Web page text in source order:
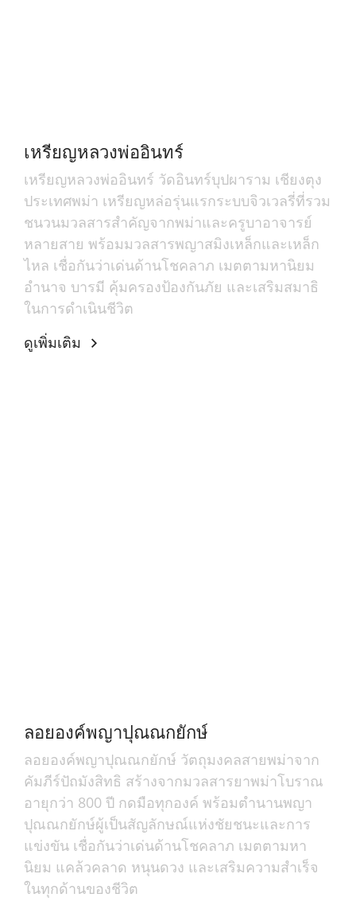
เหรียญหลวงพ่ออินทร์
เหรียญหลวงพ่ออินทร์ วัดอินทร์บุปผาราม เชียงตุง
ประเทศพม่า เหรียญหล่อรุ่นแรกระบบจิวเวลรี่ที่รวม
ชนวนมวลสารสำคัญจากพม่าและครูบาอาจารย์
หลายสาย พร้อมมวลสารพญาสมิงเหล็กและเหล็ก
ไหล เชื่อกันว่าเด่นด้านโชคลาภ เมตตามหานิยม
อำนาจ บารมี คุ้มครองป้องกันภัย และเสริมสมาธิ
ในการดำเนินชีวิต
ดูเพิ่มเติม
ลอยองค์พญาปุณณกยักษ์
ลอยองค์พญาปุณณกยักษ์ วัตถุมงคลสายพม่าจาก
คัมภีร์ปัถมังสิทธิ สร้างจากมวลสารยาพม่าโบราณ
อายุกว่า 800 ปี กดมือทุกองค์ พร้อมตำนานพญา
ปุณณกยักษ์ผู้เป็นสัญลักษณ์แห่งชัยชนะและการ
แข่งขัน เชื่อกันว่าเด่นด้านโชคลาภ เมตตามหา
นิยม แคล้วคลาด หนุนดวง และเสริมความสำเร็จ
ในทุกด้านของชีวิต